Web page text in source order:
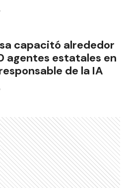
capacitó alrededor
agentes estatales en
de la IA